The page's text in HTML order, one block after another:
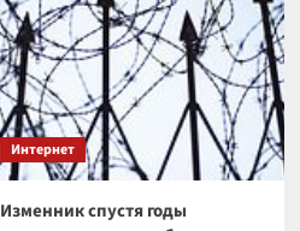
Интернет
Изменник спустя годы